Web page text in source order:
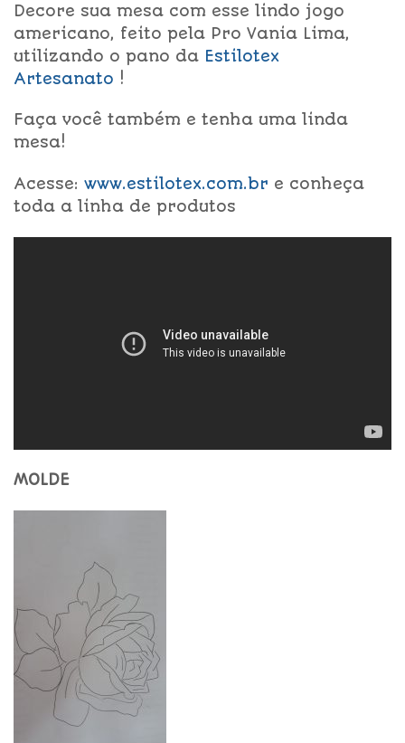
Decore sua mesa com esse lindo jogo
americano, feito pela Pro Vania Lima,
utilizando o pano da Estilotex
Artesanato !
Faça você também e tenha uma linda
mesa!
Acesse: www.estilotex.com.br e conheça
toda a linha de produtos
MOLDE